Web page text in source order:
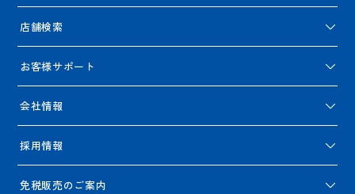
店舗検索
お客様サポート
会社情報
採用情報
免税販売のご案内